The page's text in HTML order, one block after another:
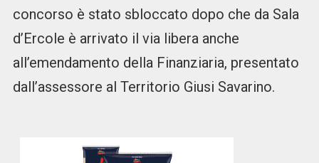
concorso è stato sbloccato dopo che da Sala
d’Ercole è arrivato il via libera anche
all’emendamento della Finanziaria, presentato
dall’assessore al Territorio Giusi Savarino.